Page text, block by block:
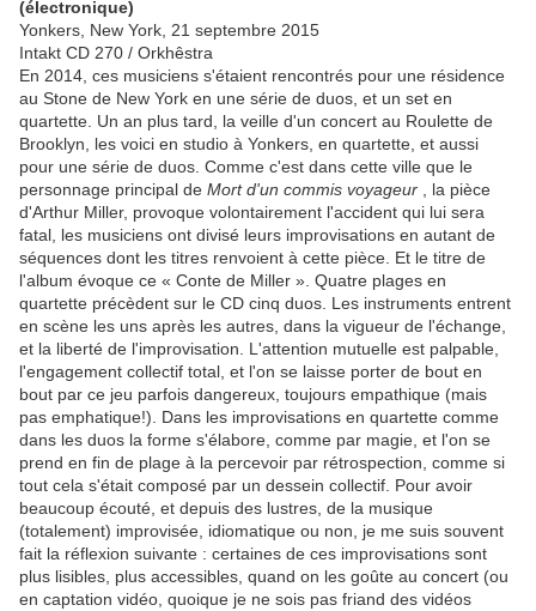
(électronique)
Yonkers, New York, 21 septembre 2015
Intakt CD 270 / Orkhêstra
En 2014, ces musiciens s'étaient rencontrés pour une résidence
au Stone de New York en une série de duos, et un set en
quartette. Un an plus tard, la veille d'un concert au Roulette de
Brooklyn, les voici en studio à Yonkers, en quartette, et aussi
pour une série de duos. Comme c'est dans cette ville que le
personnage principal de Mort d'un commis voyageur , la pièce
d'Arthur Miller, provoque volontairement l'accident qui lui sera
fatal, les musiciens ont divisé leurs improvisations en autant de
séquences dont les titres renvoient à cette pièce. Et le titre de
l'album évoque ce « Conte de Miller ». Quatre plages en
quartette précèdent sur le CD cinq duos. Les instruments entrent
en scène les uns après les autres, dans la vigueur de l'échange,
et la liberté de l'improvisation. L'attention mutuelle est palpable,
l'engagement collectif total, et l'on se laisse porter de bout en
bout par ce jeu parfois dangereux, toujours empathique (mais
pas emphatique!). Dans les improvisations en quartette comme
dans les duos la forme s'élabore, comme par magie, et l'on se
prend en fin de plage à la percevoir par rétrospection, comme si
tout cela s'était composé par un dessein collectif. Pour avoir
beaucoup écouté, et depuis des lustres, de la musique
(totalement) improvisée, idiomatique ou non, je me suis souvent
fait la réflexion suivante : certaines de ces improvisations sont
plus lisibles, plus accessibles, quand on les goûte au concert (ou
en captation vidéo, quoique je ne sois pas friand des vidéos